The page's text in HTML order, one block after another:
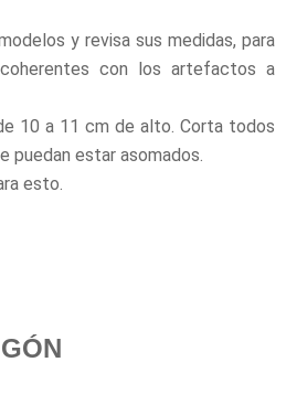
y revisa sus medidas, para
con los artefactos a
10 a 11 cm de alto. Corta todos
puedan estar asomados.
esto.